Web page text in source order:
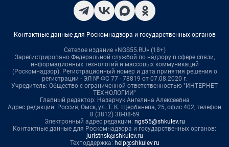
Контактные данные для Роскомнадзора и государственных органов
Сетевое издание «NGS55.RU» (18+)
Зарегистрировано Федеральной службой по надзору в сфере связи,
информационных технологий и массовых коммуникаций
(Роскомнадзор). Регистрационный номер и дата принятия решения о
регистрации - ЭЛ № ФС 77 - 78819 от 07.08.2020 г.
Учредитель: Общество с ограниченной ответственностью "ИНТЕРНЕТ
ТЕХНОЛОГИИ"
Главный редактор: Назарчук Ангелина Алексеевна
Адрес редакции: Россия, Омск, ул. Т. К. Щербанева, 25, офис 402, телефон
8 (3812) 38-08-69
Электронный адрес редакции: ngs55@shkulev.ru
Контактные данные для Роскомнадзора и государственных органов:
juristnsk@shkulev.ru
Техподдержка: help@shkulev.ru